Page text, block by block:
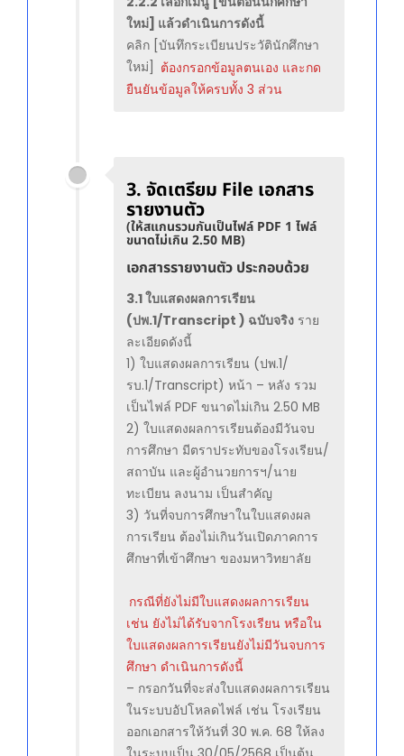
ใหม่] แล้วดำเนินการดังนี้
คลิก [บันทึกระเบียนประวัตินักศึกษา
ใหม่]
ต้องกรอกข้อมูลตนเอง และกด
ยืนยันข้อมูลให้ครบทั้ง 3 ส่วน
3. จัดเตรียม File เอกสาร
รายงานตัว
(ให้สแกนรวมกันเป็นไฟล์ PDF 1 ไฟล์
ขนาดไม่เกิน 2.50 MB)
เอกสารรายงานตัว ประกอบด้วย
3.1 ใบแสดงผลการเรียน
(ปพ.1/Transcript ) ฉบับจริง ราย
ละเอียดดังนี้
1) ใบแสดงผลการเรียน (ปพ.1/
รบ.1/Transcript) หน้า – หลัง รวม
เป็นไฟล์ PDF ขนาดไม่เกิน 2.50 MB
2) ใบแสดงผลการเรียนต้องมีวันจบ
การศึกษา มีตราประทับของโรงเรียน/
สถาบัน และผู้อำนวยการฯ/นาย
ทะเบียน ลงนาม เป็นสำคัญ
3) วันที่จบการศึกษาในใบแสดงผล
การเรียน ต้องไม่เกินวันเปิดภาคการ
ศึกษาที่เข้าศึกษา ของมหาวิทยาลัย
กรณีที่ยังไม่มีใบแสดงผลการเรียน
เช่น ยังไม่ได้รับจากโรงเรียน หรือใน
ใบแสดงผลการเรียนยังไม่มีวันจบการ
ศึกษา ดำเนินการดังนี้
– กรอกวันที่จะส่งใบแสดงผลการเรียน
ในระบบอัปโหลดไฟล์ เช่น โรงเรียน
ออกเอกสารให้วันที่ 30 พ.ค. 68 ให้ลง